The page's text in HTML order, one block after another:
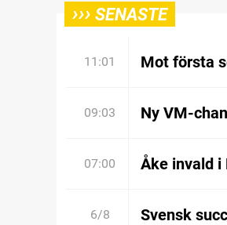
››› SENASTE
11:01 Mot första
09:03 Ny VM-
07:00 Åke invald i
6/8 Svensk